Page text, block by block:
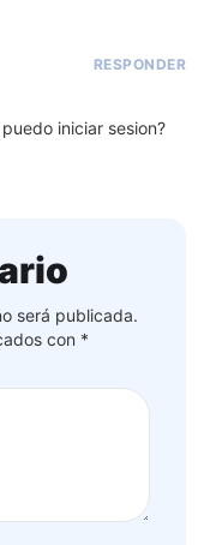
RESPONDER
iniciar sesion?
será publicada.
con *